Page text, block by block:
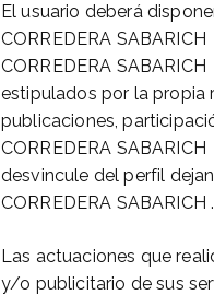
El usuario deberá
CORREDERA
CORREDERA
estipulados por la propia
publicaciones,
CORREDERA
desvincule del perfil
CORREDERA SABARICH .
Las actuaciones que
y/o publicitario de sus